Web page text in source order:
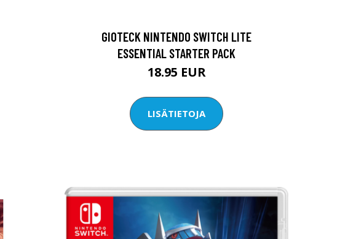
GIOTECK NINTENDO SWITCH LITE
ESSENTIAL STARTER PACK
18.95 EUR
LISÄTIETOJA